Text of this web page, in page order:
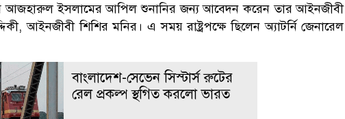
আজহারুল ইসলামের আপিল শুনানির জন্য আবেদন করেন তার আইনজীবী
আইনজীবী শিশির মনির। এ সময় রাষ্ট্রপক্ষে ছিলেন অ্যাটর্নি জেনারেল
বাংলাদেশ-সেভেন সিস্টার্স রুটের
রেল প্রকল্প স্থগিত করলো ভারত